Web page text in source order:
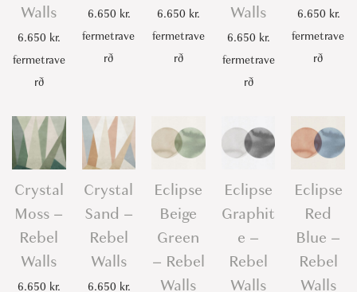
Walls
6.650 kr.
fermetrave
rð
6.650 kr.
fermetrave
rð
6.650 kr.
fermetrave
rð
Walls
6.650 kr.
fermetrave
rð
6.650 kr.
fermetrave
rð
Crystal
Moss –
Rebel
Walls
6.650 kr.
Crystal
Sand –
Rebel
Walls
6.650 kr.
Eclipse
Beige
Green
– Rebel
Walls
Eclipse
Graphit
e –
Rebel
Walls
Eclipse
Red
Blue –
Rebel
Walls